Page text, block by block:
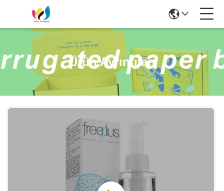
Ürün Ayrıntıları